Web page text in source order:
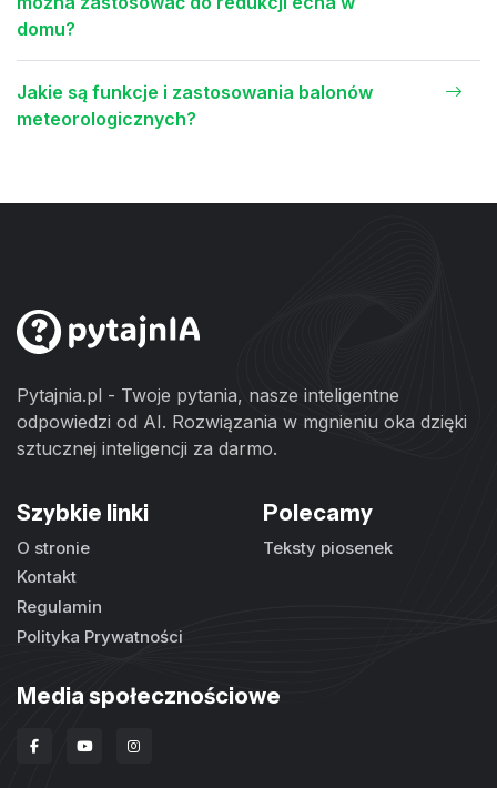
domu?
Jakie są funkcje i zastosowania balonów
meteorologicznych?
Pytajnia.pl - Twoje pytania, nasze inteligentne
odpowiedzi od AI. Rozwiązania w mgnieniu oka dzięki
sztucznej inteligencji za darmo.
Szybkie linki
O stronie
Kontakt
Regulamin
Polityka Prywatności
Polecamy
Teksty piosenek
Media społecznościowe